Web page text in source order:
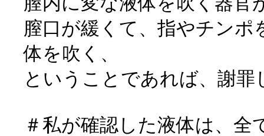
膣口が緩くて、指やチンポ
体を吹く、
ということであれば、謝罪
＃私が確認した液体は、